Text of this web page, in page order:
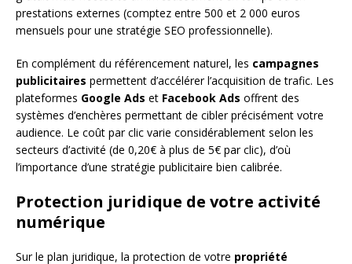
prestations externes (comptez entre 500 et 2 000 euros
mensuels pour une stratégie SEO professionnelle).
En complément du référencement naturel, les campagnes
publicitaires permettent d’accélérer l’acquisition de trafic. Les
plateformes Google Ads et Facebook Ads offrent des
systèmes d’enchères permettant de cibler précisément votre
audience. Le coût par clic varie considérablement selon les
secteurs d’activité (de 0,20€ à plus de 5€ par clic), d’où
l’importance d’une stratégie publicitaire bien calibrée.
Protection juridique de votre activité
numérique
Sur le plan juridique, la protection de votre propriété